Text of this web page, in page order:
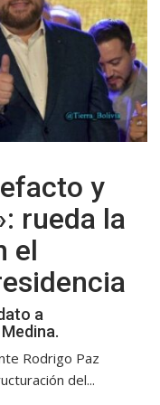
y
rueda la
el
a
Rodrigo Paz
del...